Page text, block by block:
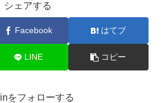
シェアする
Facebook はてブ
LINE コピー
をフォローする